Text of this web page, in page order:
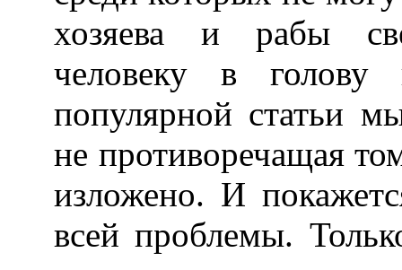
хозяева и рабы
человеку в голову
популярной статьи
не противоречащая
изложено. И
всей проблемы.